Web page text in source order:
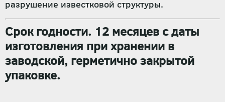
разрушение известковой структуры.
Срок годности. 12 месяцев с даты
изготовления при хранении в
заводской, герметично закрытой
упаковке.